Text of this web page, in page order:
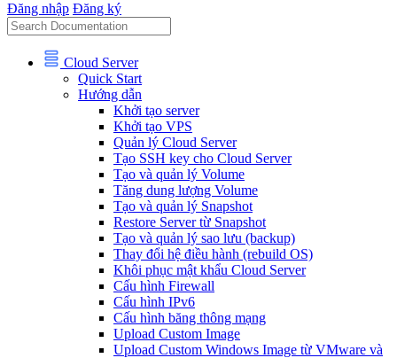
Đăng nhập Đăng ký
Cloud Server
Quick Start
Hướng dẫn
Khởi tạo server
Khởi tạo VPS
Quản lý Cloud Server
Tạo SSH key cho Cloud Server
Tạo và quản lý Volume
Tăng dung lượng Volume
Tạo và quản lý Snapshot
Restore Server từ Snapshot
Tạo và quản lý sao lưu (backup)
Thay đổi hệ điều hành (rebuild OS)
Khôi phục mật khẩu Cloud Server
Cấu hình Firewall
Cấu hình IPv6
Cấu hình băng thông mạng
Upload Custom Image
Upload Custom Windows Image từ VMware và